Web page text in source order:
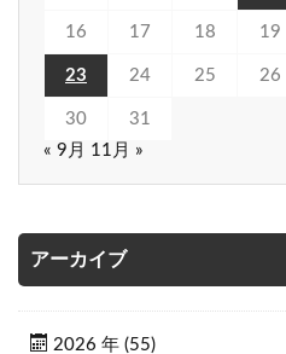
16 17 18 19
23 24 25 26
30
31
« 9月 11月 »
アーカイブ
2026 年 (55)